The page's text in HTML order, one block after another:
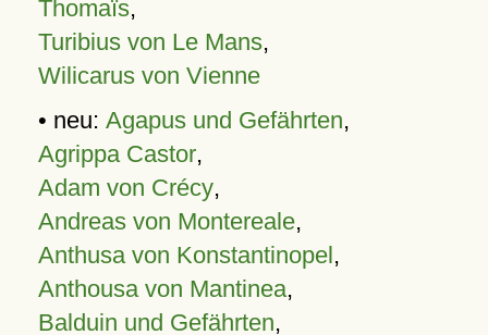
Thomaïs,
Turibius von Le Mans,
Wilicarus von Vienne
• neu: Agapus und Gefährten,
Agrippa Castor,
Adam von Crécy,
Andreas von Montereale,
Anthusa von Konstantinopel,
Anthousa von Mantinea,
Balduin und Gefährten,